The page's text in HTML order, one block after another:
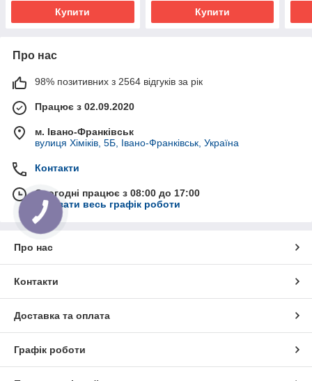
Купити Купити
Про нас
98% позитивних з 2564 відгуків за рік
Працює з 02.09.2020
м. Івано-Франківськ
вулиця Хіміків, 5Б, Івано-Франківськ, Україна
Контакти
Сьогодні працює з 08:00 до 17:00
Показати весь графік роботи
Про нас
Контакти
Доставка та оплата
Графік роботи